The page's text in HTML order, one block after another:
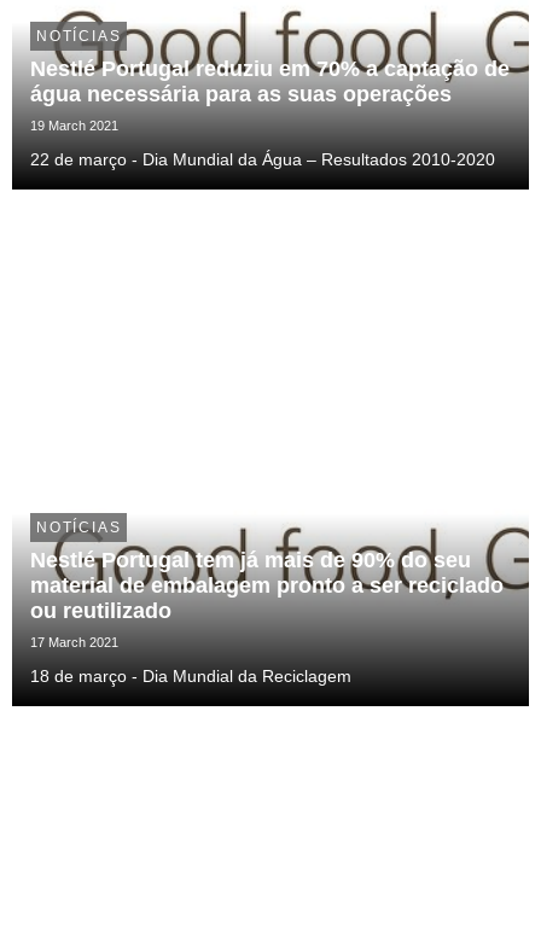
NOTÍCIAS
Nestlé Portugal reduziu em 70% a captação de
água necessária para as suas operações
19 March 2021
22 de março - Dia Mundial da Água – Resultados 2010-2020
NOTÍCIAS
Nestlé Portugal tem já mais de 90% do seu
material de embalagem pronto a ser reciclado
ou reutilizado
17 March 2021
18 de março - Dia Mundial da Reciclagem